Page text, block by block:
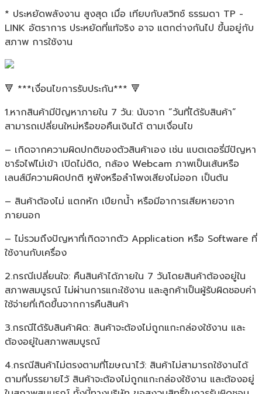
* ประหยัดพลังงาน สูงสุด เมื่อ เทียบกับสวิทช์ ธรรมดา TP -
LINK อัตราการ ประหยัดที่แท้จริง อาจ แตกต่างกันไป ขึ้นอยู่กับ
สภาพ การใช้งาน
🔻 ***เงื่อนไขการรับประกัน*** 🔻
1.หากสินค้ามีปัญหาภายใน 7 วัน: นับจาก “วันที่ได้รับสินค้า”
สามารถเปลี่ยนใหม่หรือขอคืนเงินได้ ตามเงื่อนไข
– เกิดจากความผิดปกติของตัวสินค้าเอง เช่น แบตเตอรี่มีปัญหา
ชาร์จไฟไม่เข้า เปิดไม่ติด, กล้อง Webcam ภาพเป็นเส้นหรือ
เลนส์มีความผิดปกติ หูฟังหรือลำโพงเสียงไม่ออก เป็นต้น
– สินค้าต้องไม่ แตกหัก เปียกน้ำ หรือมีอาการเสียหายจาก
ภายนอก
– ไม่รวมถึงปัญหาที่เกิดจากตัว Application หรือ Software ที่
ใช้งานกับเครื่อง
2.กรณีเปลี่ยนใจ: คืนสินค้าได้ภายใน 7 วันโดยสินค้าต้องอยู่ใน
สภาพสมบูรณ์ ไม่ผ่านการแกะใช้งาน และลูกค้าเป็นผู้รับผิดชอบค่า
ใช้จ่ายที่เกิดขึ้นจากการคืนสินค้า
3.กรณีได้รับสินค้าผิด: สินค้าจะต้องไม่ถูกแกะกล่องใช้งาน และ
ต้องอยู่ในสภาพสมบูรณ์
4.กรณีสินค้าไม่ตรงตามที่โฆษณาไว้: สินค้าไม่สามารถใช้งานได้
ตามที่บรรยายไว้ สินค้าจะต้องไม่ถูกแกะกล่องใช้งาน และต้องอยู่